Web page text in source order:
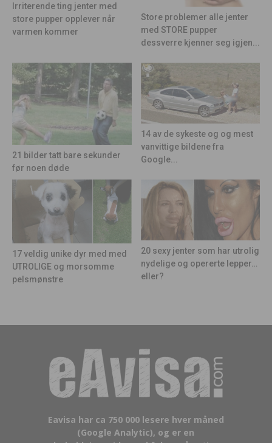
Irriterende ting jenter med
store pupper opplever når
varmen kommer
Store problemer alle jenter
med STORE pupper
dessverre kjenner seg igjen...
21 bilder tatt bare sekunder
før noen døde
14 av de sykeste og og mest
vanvittige bildene fra
Google...
17 veldig unike dyr med med
UTROLIGE og morsomme
pelsmønstre
20 sexy jenter som har utrolig
nydelige og opererte lepper…
eller?
Eavisa har ca 750 000 lesere hver måned
(Google Analytic), og er en